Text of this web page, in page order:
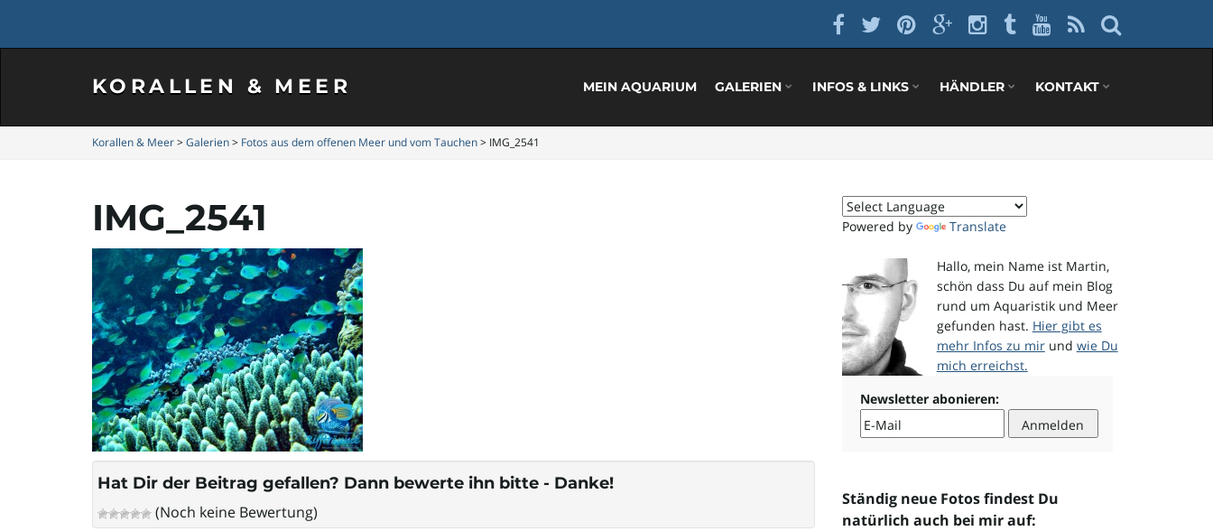
KORALLEN & MEER MEIN AQUARIUM GALERIEN INFOS & LINKS HÄNDLER KONTAKT
Korallen & Meer>Galerien> Fotos aus dem offenen Meer und vom Tauchen> IMG_2541
IMG_2541
Hat Dir der Beitrag gefallen? Dann bewerte ihn bitte - Danke!
(Noch keine Bewertung)
Powered by Translate
Hallo, mein Name ist Martin,
schön dass Du auf mein Blog
rund um Aquaristik und Meer
gefunden hast. Hier gibt es
mehr Infos zu mirund wie Du
mich erreichst.
Newsletter abonieren:
Ständig neue Fotos findest Du
natürlich auch bei mir auf: